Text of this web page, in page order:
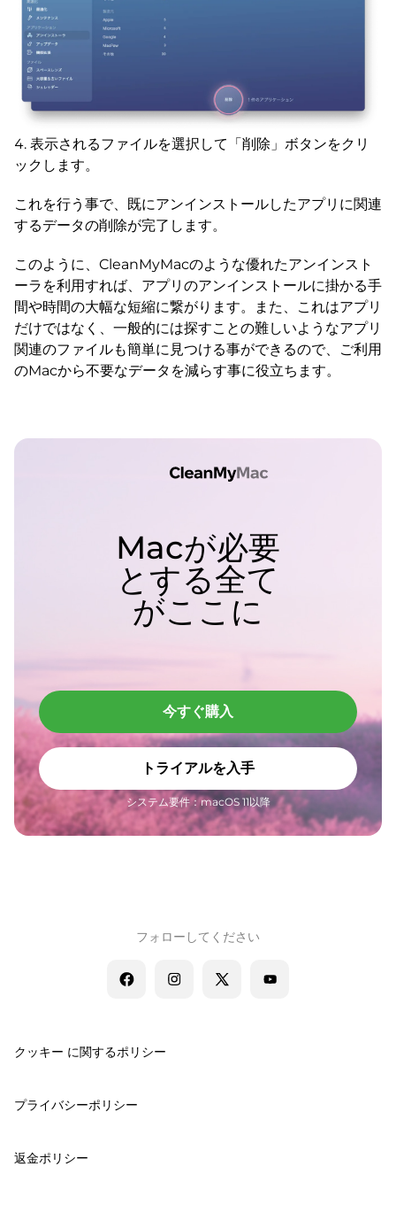
表示されるファイルを選択して「削除」ボタンをクリ
ックします。
これを行う事で、既にアンインストールしたアプリに関連
するデータの削除が完了します。
このように、CleanMyMacのような優れたアンインスト
ーラを利用すれば、アプリのアンインストールに掛かる手
間や時間の大幅な短縮に繋がります。また、これはアプリ
だけではなく、一般的には探すことの難しいようなアプリ
関連のファイルも簡単に見つける事ができるので、ご利用
のMacから不要なデータを減らす事に役立ちます。
Macが必要
とする全て
がここに
今すぐ購入
トライアルを入手
システム要件：macOS 11以降
クッキー に関するポリシー
プライバシーポリシー
返金ポリシー
フォローしてください